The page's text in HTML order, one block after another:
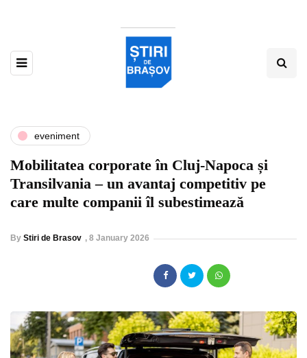
eveniment
Mobilitatea corporate în Cluj-Napoca și
Transilvania – un avantaj competitiv pe
care multe companii îl subestimează
By Stiri de Brasov , 8 January 2026